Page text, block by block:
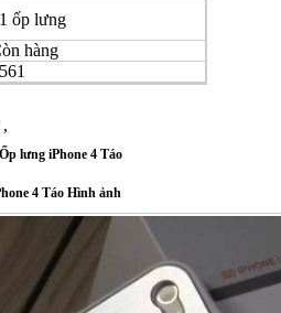
ốp lưng
hàng
,
lưng iPhone 4 Táo
4 Táo Hình ảnh